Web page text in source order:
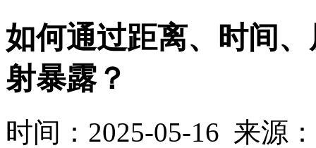
如何通过距离、时间
射暴露？
时间：2025-05-16 来源